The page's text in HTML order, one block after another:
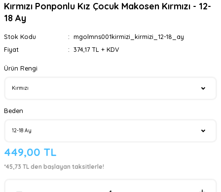
Kırmızı Ponponlu Kız Çocuk Makosen Kırmızı - 12-
18 Ay
Stok Kodu
mgolmns001kirmizi_kirmizi_12-18_ay
Fiyat
374,17 TL + KDV
Ürün Rengi
Beden
449,00 TL
*45,73 TL den başlayan taksitlerle!